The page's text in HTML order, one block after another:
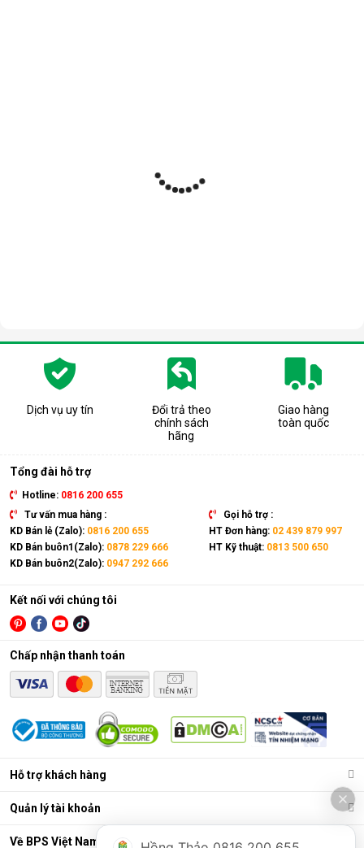
Dịch vụ uy tín
Đổi trả theo
chính sách
hãng
Giao hàng
toàn quốc
Tổng đài hỗ trợ
Hotline: 0816 200 655
Tư vấn mua hàng :
KD Bán lẻ (Zalo): 0816 200 655
KD Bán buôn1(Zalo): 0878 229 666
KD Bán buôn2(Zalo): 0947 292 666
Gọi hỗ trợ :
HT Đơn hàng: 02 439 879 997
HT Kỹ thuật: 0813 500 650
Hỗ trợ khách hàng
Quản lý tài khoản
Về BPS Việt Nam
Kết nối với chúng tôi
Chấp nhận thanh toán